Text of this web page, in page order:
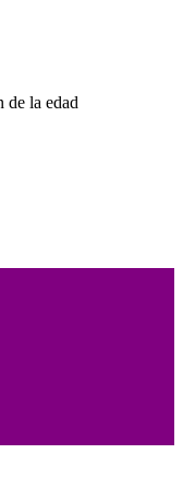
de la edad